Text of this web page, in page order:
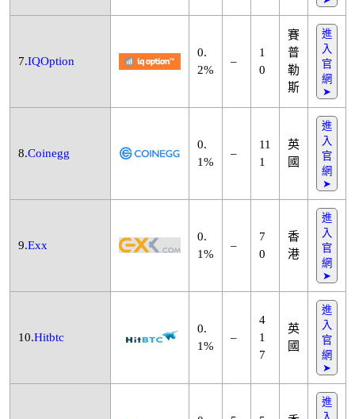
7.IQOption
0.
2%
–
1
0
賽
普
勒
斯
進
入
官
網
➤
8.Coinegg
0.
1%
–
11
1
英
國
進
入
官
網
➤
9.Exx
0.
1%
–
7
0
香
港
進
入
官
網
➤
10.Hitbtc
0.
1%
–
4
1
7
英
國
進
入
官
網
➤
進